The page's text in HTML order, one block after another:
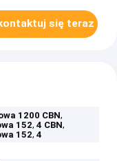
się teraz
1200 CBN,
152,4 CBN,
152,4